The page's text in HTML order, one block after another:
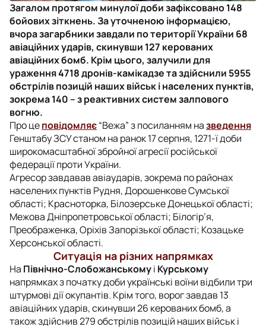
Загалом протягом минулої доби зафіксовано 148
бойових зіткнень. За уточненою інформацією,
вчора загарбники завдали по території України 68
авіаційних ударів, скинувши 127 керованих
авіаційних бомб. Крім цього, залучили для
ураження 4718 дронів-камікадзе та здійснили 5955
обстрілів позицій наших військ і населених пунктів,
зокрема 140 – з реактивних систем залпового
вогню.
Про цеповідомляє“Вежа” з посиланням назведення
Генштабу ЗСУ станом на ранок 17 серпня, 1271-ї доби
широкомасштабної збройної агресії російської
федерації проти України.
Агресор завдавав авіаударів, зокрема по районах
населених пунктів Рудня, Дорошенкове Сумської
області; Красноторка, Білозерське Донецької області;
Межова Дніпропетровської області; Білогір’я,
Преображенка, Оріхів Запорізької області; Козацьке
Херсонської області.
Ситуація на різних напрямках
На Північно-Слобожанськомуі Курському
напрямках з початку доби українські воїни відбили три
штурмові дії окупантів. Крім того, ворог завдав 13
авіаційних ударів, скинувши 26 керованих бомб, а
також здійснив 279 обстрілів позицій наших військ і